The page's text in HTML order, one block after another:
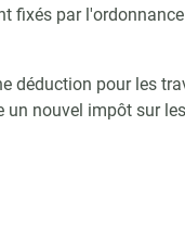
fixés par
déduction pour les
nouvel impôt sur